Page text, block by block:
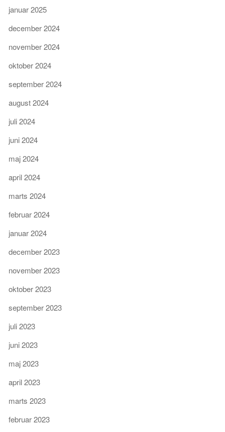
januar 2025
december 2024
november 2024
oktober 2024
september 2024
august 2024
juli 2024
juni 2024
maj 2024
april 2024
marts 2024
februar 2024
januar 2024
december 2023
november 2023
oktober 2023
september 2023
juli 2023
juni 2023
maj 2023
april 2023
marts 2023
februar 2023